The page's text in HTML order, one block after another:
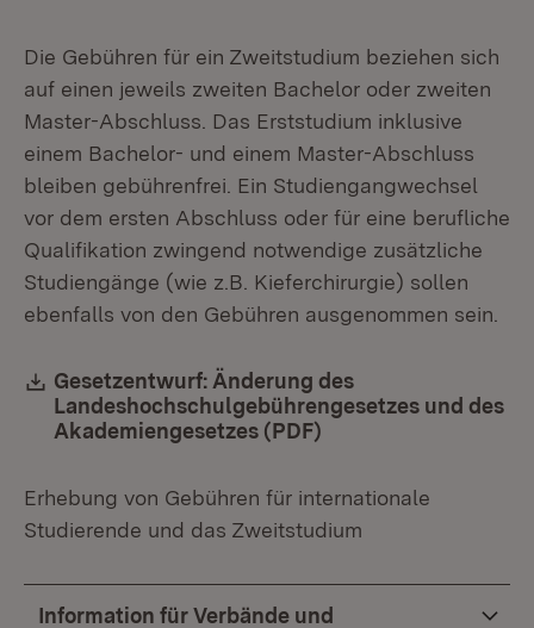
Die Gebühren für ein Zweitstudium beziehen sich
auf einen jeweils zweiten Bachelor oder zweiten
Master-Abschluss. Das Erststudium inklusive
einem Bachelor- und einem Master-Abschluss
bleiben gebührenfrei. Ein Studiengangwechsel
vor dem ersten Abschluss oder für eine berufliche
Qualifikation zwingend notwendige zusätzliche
Studiengänge (wie z.B. Kieferchirurgie) sollen
ebenfalls von den Gebühren ausgenommen sein.
Download:
Gesetzentwurf: Änderung des
Landeshochschulgebührengesetzes und des
Akademiengesetzes (PDF)
Erhebung von Gebühren für internationale
Studierende und das Zweitstudium
Information für Verbände und